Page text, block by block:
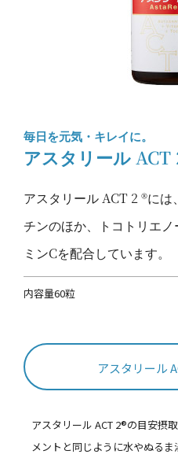
毎日を元気・キレイに。
アスタリール ACT
アスタリール ACT 2 ®に
チンのほか、トコトリエ
ミンCを配合しています。
内容量60粒
アスタリール
アスタリール ACT 2®の目安摂
メントと同じように水やぬる